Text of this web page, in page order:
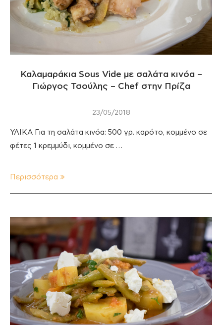
Καλαμαράκια Sous Vide με σαλάτα κινόα –
Γιώργος Τσούλης – Chef στην Πρίζα
23/05/2018
ΥΛΙΚΑ Για τη σαλάτα κινόα: 500 γρ. καρότο, κομμένο σε
φέτες 1 κρεμμύδι, κομμένο σε …
Περισσότερα